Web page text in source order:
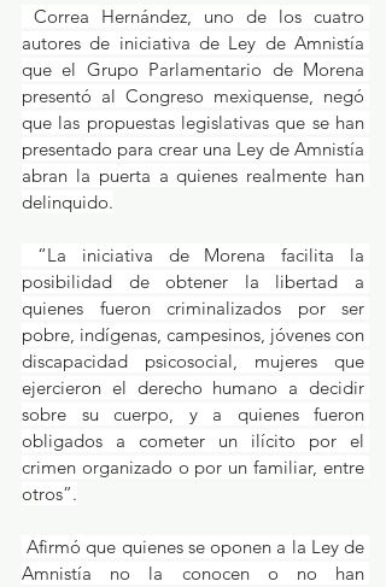
autores de iniciativa de Ley de Amnistía
que el Grupo Parlamentario de Morena
presentó al Congreso mexiquense, negó
que las propuestas legislativas que se han
presentado para crear una Ley de Amnistía
abran la puerta a quienes realmente han
delinquido.
posibilidad de obtener la libertad a
quienes fueron criminalizados por ser
pobre, indígenas, campesinos, jóvenes con
discapacidad psicosocial, mujeres que
ejercieron el derecho humano a decidir
sobre su cuerpo, y a quienes fueron
obligados a cometer un ilícito por el
crimen organizado o por un familiar, entre
otros”.
Afirmó que quienes se oponen a la Ley de
Amnistía no la conocen o no han